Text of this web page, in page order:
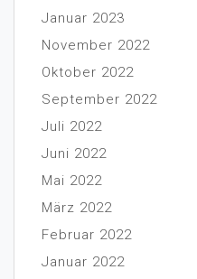
Januar 2023
November 2022
Oktober 2022
September 2022
Juli 2022
Juni 2022
Mai 2022
März 2022
Februar 2022
Januar 2022